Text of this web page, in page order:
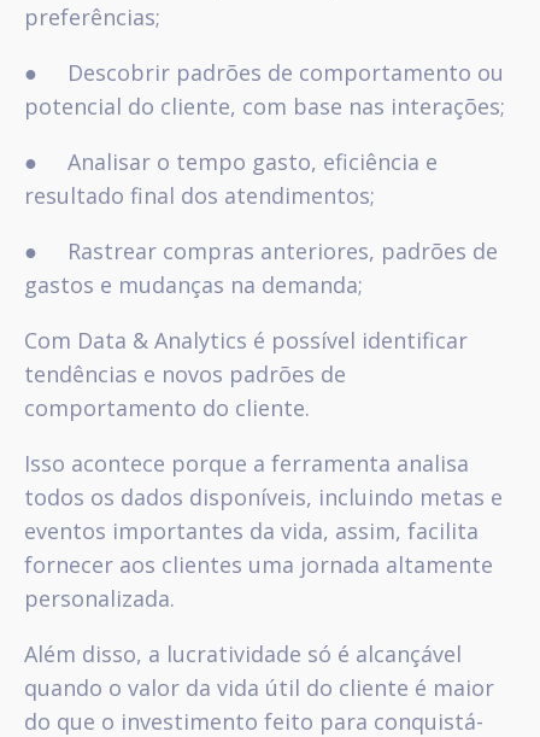
preferências;
● Descobrir padrões de comportamento ou
potencial do cliente, com base nas interações;
● Analisar o tempo gasto, eficiência e
resultado final dos atendimentos;
● Rastrear compras anteriores, padrões de
gastos e mudanças na demanda;
Com Data & Analytics é possível identificar
tendências e novos padrões de
comportamento do cliente.
Isso acontece porque a ferramenta analisa
todos os dados disponíveis, incluindo metas e
eventos importantes da vida, assim, facilita
fornecer aos clientes uma jornada altamente
personalizada.
Além disso, a lucratividade só é alcançável
quando o valor da vida útil do cliente é maior
do que o investimento feito para conquistá-